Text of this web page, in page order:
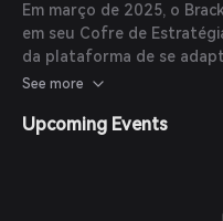
Em março de 2025, o
em seu Cofre de
da plataforma de se
fornecer estratégias de
See more
Upcoming Events